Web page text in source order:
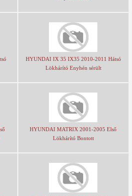
HYUNDAI IX 35 IX35 2010-2011 Hátsó
Lökhárító Enyhén sérült
HYUNDAI MATRIX 2001-2005 Első
Lökhárító Bontott